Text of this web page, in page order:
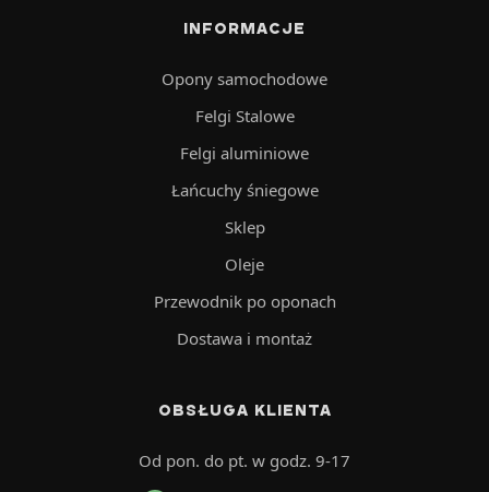
INFORMACJE
Opony samochodowe
Felgi Stalowe
Felgi aluminiowe
Łańcuchy śniegowe
Sklep
Oleje
Przewodnik po oponach
Dostawa i montaż
OBSŁUGA KLIENTA
Od pon. do pt. w godz. 9-17